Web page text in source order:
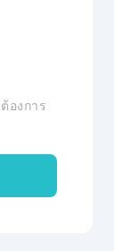
องการ